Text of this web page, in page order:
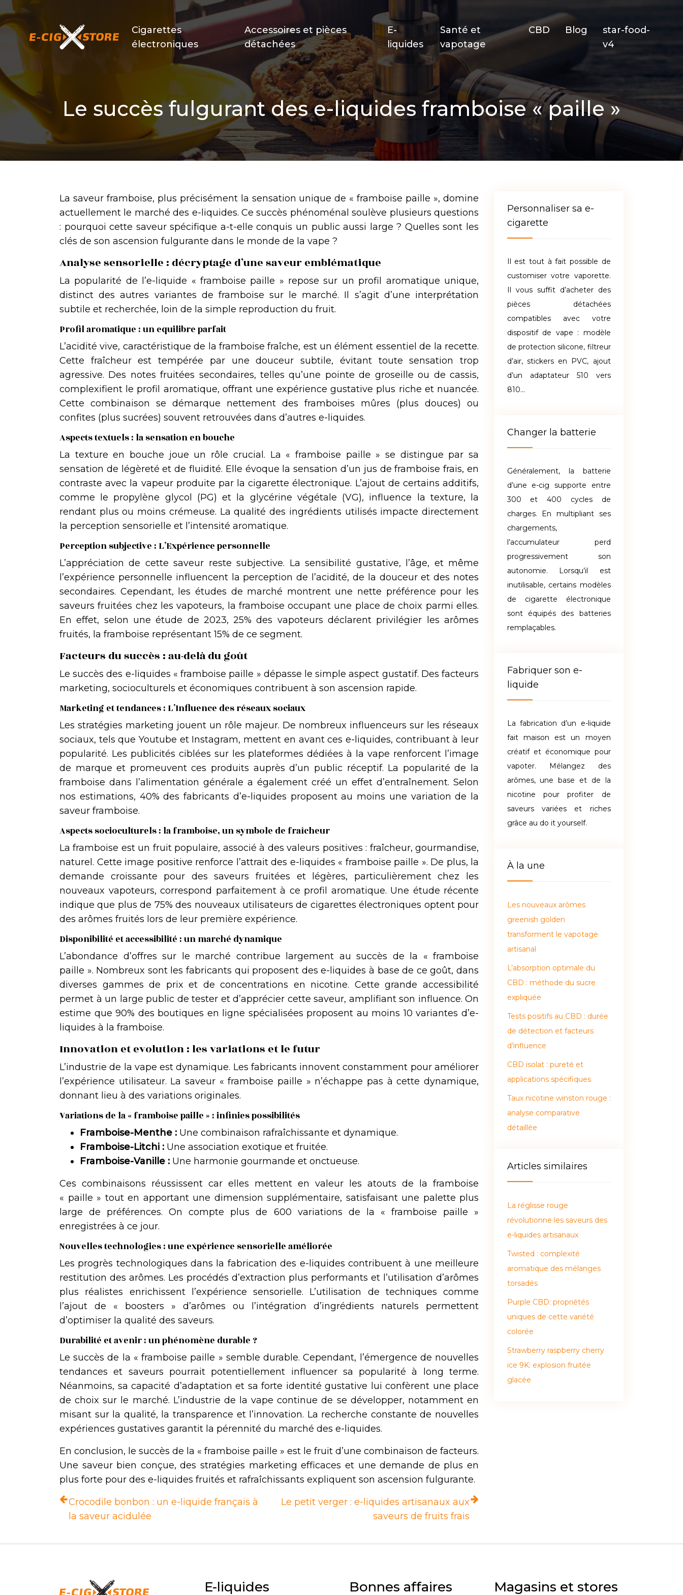
Cigarettes
électroniques
Accessoires et pièces
détachées
E-
liquides
Santé et
vapotage
CBD Blog
star-food-
v4
Le succès fulgurant des e-liquides framboise « paille »
La saveur framboise, plus précisément la sensation unique de « framboise paille », domine
actuellement le marché des e-liquides. Ce succès phénoménal soulève plusieurs questions
: pourquoi cette saveur spécifique a-t-elle conquis un public aussi large ? Quelles sont les
clés de son ascension fulgurante dans le monde de la vape ?
Analyse sensorielle : décryptage d’une saveur emblématique
La popularité de l’e-liquide « framboise paille » repose sur un profil aromatique unique,
distinct des autres variantes de framboise sur le marché. Il s’agit d’une interprétation
subtile et recherchée, loin de la simple reproduction du fruit.
Profil aromatique : un equilibre parfait
L’acidité vive, caractéristique de la framboise fraîche, est un élément essentiel de la recette.
Cette fraîcheur est tempérée par une douceur subtile, évitant toute sensation trop
agressive. Des notes fruitées secondaires, telles qu’une pointe de groseille ou de cassis,
complexifient le profil aromatique, offrant une expérience gustative plus riche et nuancée.
Cette combinaison se démarque nettement des framboises mûres (plus douces) ou
confites (plus sucrées) souvent retrouvées dans d’autres e-liquides.
Aspects textuels : la sensation en bouche
La texture en bouche joue un rôle crucial. La « framboise paille » se distingue par sa
sensation de légèreté et de fluidité. Elle évoque la sensation d’un jus de framboise frais, en
contraste avec la vapeur produite par la cigarette électronique. L’ajout de certains additifs,
comme le propylène glycol (PG) et la glycérine végétale (VG), influence la texture, la
rendant plus ou moins crémeuse. La qualité des ingrédients utilisés impacte directement
la perception sensorielle et l’intensité aromatique.
Perception subjective : L’Expérience personnelle
L’appréciation de cette saveur reste subjective. La sensibilité gustative, l’âge, et même
l’expérience personnelle influencent la perception de l’acidité, de la douceur et des notes
secondaires. Cependant, les études de marché montrent une nette préférence pour les
saveurs fruitées chez les vapoteurs, la framboise occupant une place de choix parmi elles.
En effet, selon une étude de 2023, 25% des vapoteurs déclarent privilégier les arômes
fruités, la framboise représentant 15% de ce segment.
Facteurs du succès : au-delà du goût
Le succès des e-liquides « framboise paille » dépasse le simple aspect gustatif. Des facteurs
marketing, socioculturels et économiques contribuent à son ascension rapide.
Marketing et tendances : L’Influence des réseaux sociaux
Les stratégies marketing jouent un rôle majeur. De nombreux influenceurs sur les réseaux
sociaux, tels que Youtube et Instagram, mettent en avant ces e-liquides, contribuant à leur
popularité. Les publicités ciblées sur les plateformes dédiées à la vape renforcent l’image
de marque et promeuvent ces produits auprès d’un public réceptif. La popularité de la
framboise dans l’alimentation générale a également créé un effet d’entraînement. Selon
nos estimations, 40% des fabricants d’e-liquides proposent au moins une variation de la
saveur framboise.
Aspects socioculturels : la framboise, un symbole de fraîcheur
La framboise est un fruit populaire, associé à des valeurs positives : fraîcheur, gourmandise,
naturel. Cette image positive renforce l’attrait des e-liquides « framboise paille ». De plus, la
demande croissante pour des saveurs fruitées et légères, particulièrement chez les
nouveaux vapoteurs, correspond parfaitement à ce profil aromatique. Une étude récente
indique que plus de 75% des nouveaux utilisateurs de cigarettes électroniques optent pour
des arômes fruités lors de leur première expérience.
Disponibilité et accessibilité : un marché dynamique
L’abondance d’offres sur le marché contribue largement au succès de la « framboise
paille ». Nombreux sont les fabricants qui proposent des e-liquides à base de ce goût, dans
diverses gammes de prix et de concentrations en nicotine. Cette grande accessibilité
permet à un large public de tester et d’apprécier cette saveur, amplifiant son influence. On
estime que 90% des boutiques en ligne spécialisées proposent au moins 10 variantes d’e-
liquides à la framboise.
Innovation et evolution : les variations et le futur
L’industrie de la vape est dynamique. Les fabricants innovent constamment pour améliorer
l’expérience utilisateur. La saveur « framboise paille » n’échappe pas à cette dynamique,
donnant lieu à des variations originales.
Variations de la « framboise paille » : infinies possibilités
Framboise-Menthe : Une combinaison rafraîchissante et dynamique.
Framboise-Litchi : Une association exotique et fruitée.
Framboise-Vanille : Une harmonie gourmande et onctueuse.
Ces combinaisons réussissent car elles mettent en valeur les atouts de la framboise
« paille » tout en apportant une dimension supplémentaire, satisfaisant une palette plus
large de préférences. On compte plus de 600 variations de la « framboise paille »
enregistrées à ce jour.
Nouvelles technologies : une expérience sensorielle améliorée
Les progrès technologiques dans la fabrication des e-liquides contribuent à une meilleure
restitution des arômes. Les procédés d’extraction plus performants et l’utilisation d’arômes
plus réalistes enrichissent l’expérience sensorielle. L’utilisation de techniques comme
l’ajout de « boosters » d’arômes ou l’intégration d’ingrédients naturels permettent
d’optimiser la qualité des saveurs.
Durabilité et avenir : un phénomène durable ?
Le succès de la « framboise paille » semble durable. Cependant, l’émergence de nouvelles
tendances et saveurs pourrait potentiellement influencer sa popularité à long terme.
Néanmoins, sa capacité d’adaptation et sa forte identité gustative lui confèrent une place
de choix sur le marché. L’industrie de la vape continue de se développer, notamment en
misant sur la qualité, la transparence et l’innovation. La recherche constante de nouvelles
expériences gustatives garantit la pérennité du marché des e-liquides.
En conclusion, le succès de la « framboise paille » est le fruit d’une combinaison de facteurs.
Une saveur bien conçue, des stratégies marketing efficaces et une demande de plus en
plus forte pour des e-liquides fruités et rafraîchissants expliquent son ascension fulgurante.
Crocodile bonbon : un e-liquide français à
la saveur acidulée
Le petit verger : e-liquides artisanaux aux
saveurs de fruits frais
Personnaliser sa e-
cigarette
Il est tout à fait possible de
customiser votre vaporette.
Il vous suffit d’acheter des
pièces détachées
compatibles avec votre
dispositif de vape : modèle
de protection silicone, filtreur
d’air, stickers en PVC, ajout
d’un adaptateur 510 vers
810…
Changer la batterie
Généralement, la batterie
d’une e-cig supporte entre
300 et 400 cycles de
charges. En multipliant ses
chargements,
l’accumulateur perd
progressivement son
autonomie. Lorsqu’il est
inutilisable, certains modèles
de cigarette électronique
sont équipés des batteries
remplaçables.
Fabriquer son e-
liquide
La fabrication d’un e-liquide
fait maison est un moyen
créatif et économique pour
vapoter. Mélangez des
arômes, une base et de la
nicotine pour profiter de
saveurs variées et riches
grâce au do it yourself.
À la une
Les nouveaux arômes
greenish golden
transforment le vapotage
artisanal
L’absorption optimale du
CBD : méthode du sucre
expliquée
Tests positifs au CBD : durée
de détection et facteurs
d’influence
CBD isolat : pureté et
applications spécifiques
Taux nicotine winston rouge :
analyse comparative
détaillée
Articles similaires
La réglisse rouge
révolutionne les saveurs des
e-liquides artisanaux
Twisted : complexité
aromatique des mélanges
torsadés
Purple CBD: propriétés
uniques de cette variété
colorée
Strawberry raspberry cherry
ice 9K: explosion fruitée
glacée
E-liquides Bonnes affaires Magasins et stores